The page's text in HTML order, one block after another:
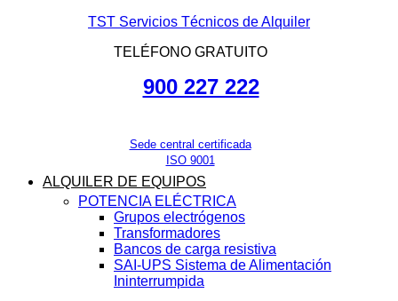
TST Servicios Técnicos de Alquiler
TELÉFONO GRATUITO
900 227 222
Sede central certificada
ISO 9001
ALQUILER DE EQUIPOS
POTENCIA ELÉCTRICA
Grupos electrógenos
Transformadores
Bancos de carga resistiva
SAI-UPS Sistema de Alimentación
Ininterrumpida